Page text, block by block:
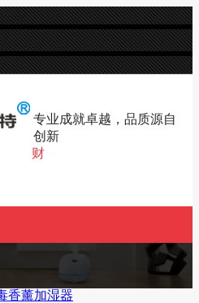
专业成就卓越，品质源自
创新
财
香薰加湿器